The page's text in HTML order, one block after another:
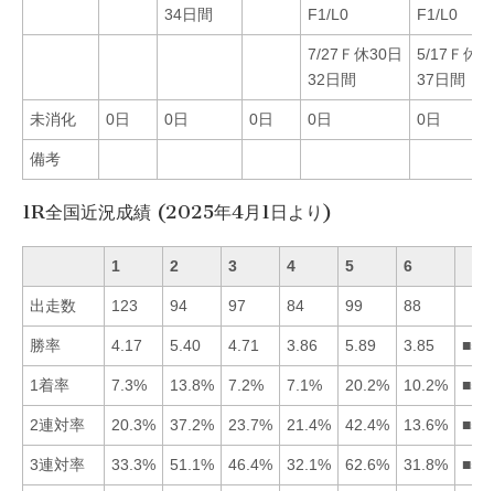
34日間
F1/L0
F1/L0
7/27Ｆ休30日
32日間
5/17Ｆ休
37日間
未消化 0日 0日 0日 0日 0日
備考
1R全国近況成績 (2025年4月1日より)
1 2 3 4 5 6
出走数 123 94 97 84 99 88
勝率 4.17 5.40 4.71 3.86 5.89 3.85
1着率 7.3% 13.8% 7.2% 7.1% 20.2% 10.2%
2連対率 20.3% 37.2% 23.7% 21.4% 42.4% 13.6%
3連対率 33.3% 51.1% 46.4% 32.1% 62.6% 31.8%